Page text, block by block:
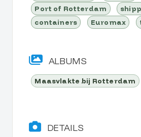
Port of Rotterdam
containers
Euromax
ALBUMS
Maasvlakte bij Rotterdam
DETAILS